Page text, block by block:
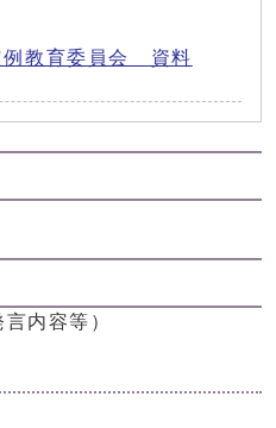
教育委員会 資料
内容等）